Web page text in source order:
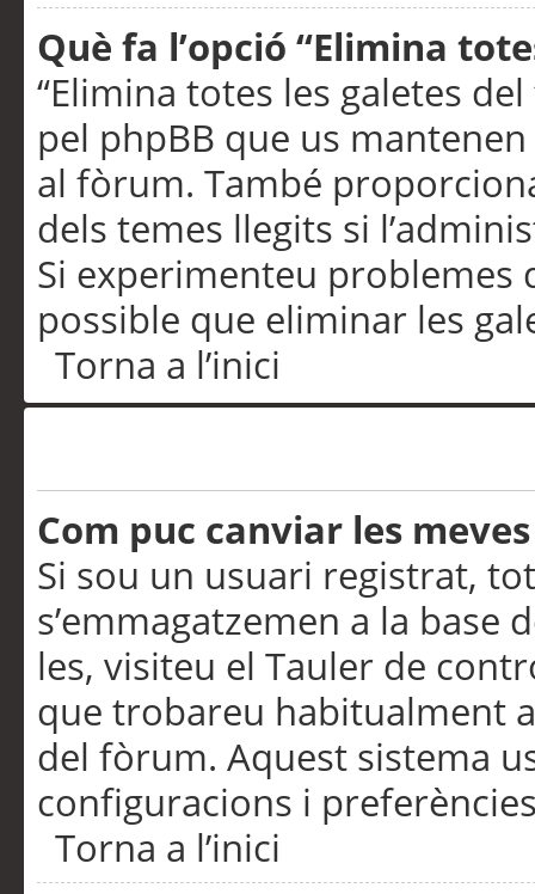
Què fa l’opció “Elimina
“Elimina totes les galetes
pel phpBB que us
al fòrum. També
dels temes llegits si
Si experimenteu problemes
possible que eliminar les
Torna a l’inici
Com puc canviar les
Si sou un usuari registrat,
s’emmagatzemen a la
les, visiteu el Tauler de
que trobareu habitualment
del fòrum. Aquest sistema
configuracions i
Torna a l’inici